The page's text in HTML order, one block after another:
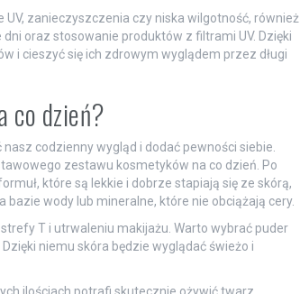
zanieczyszczenia czy niska wilgotność, również
oraz stosowanie produktów z filtrami UV. Dzięki
i cieszyć się ich zdrowym wyglądem przez długi
co dzień?
codzienny wygląd i dodać pewności siebie.
zestawu kosmetyków na co dzień. Po
które są lekkie i dobrze stapiają się ze skórą,
wody lub mineralne, które nie obciążają cery.
T i utrwaleniu makijażu. Warto wybrać puder
niemu skóra będzie wyglądać świeżo i